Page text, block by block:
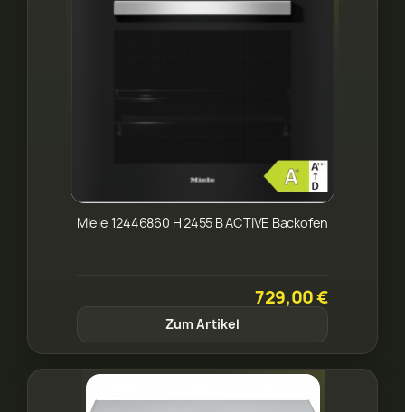
Miele 12446860 H 2455 B ACTIVE Backofen
729,00 €
Zum Artikel